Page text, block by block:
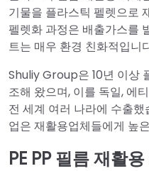
기물을 플라스틱 펠렛으로
펠렛화 과정은 배출가스를
트는 매우 환경 친화적입니
Shuliy Group은 10년 이상
조해 왔으며, 이를 독일, 에
전 세계 여러 나라에 수출
업은 재활용업체들에게 높
PE PP 필름 재활